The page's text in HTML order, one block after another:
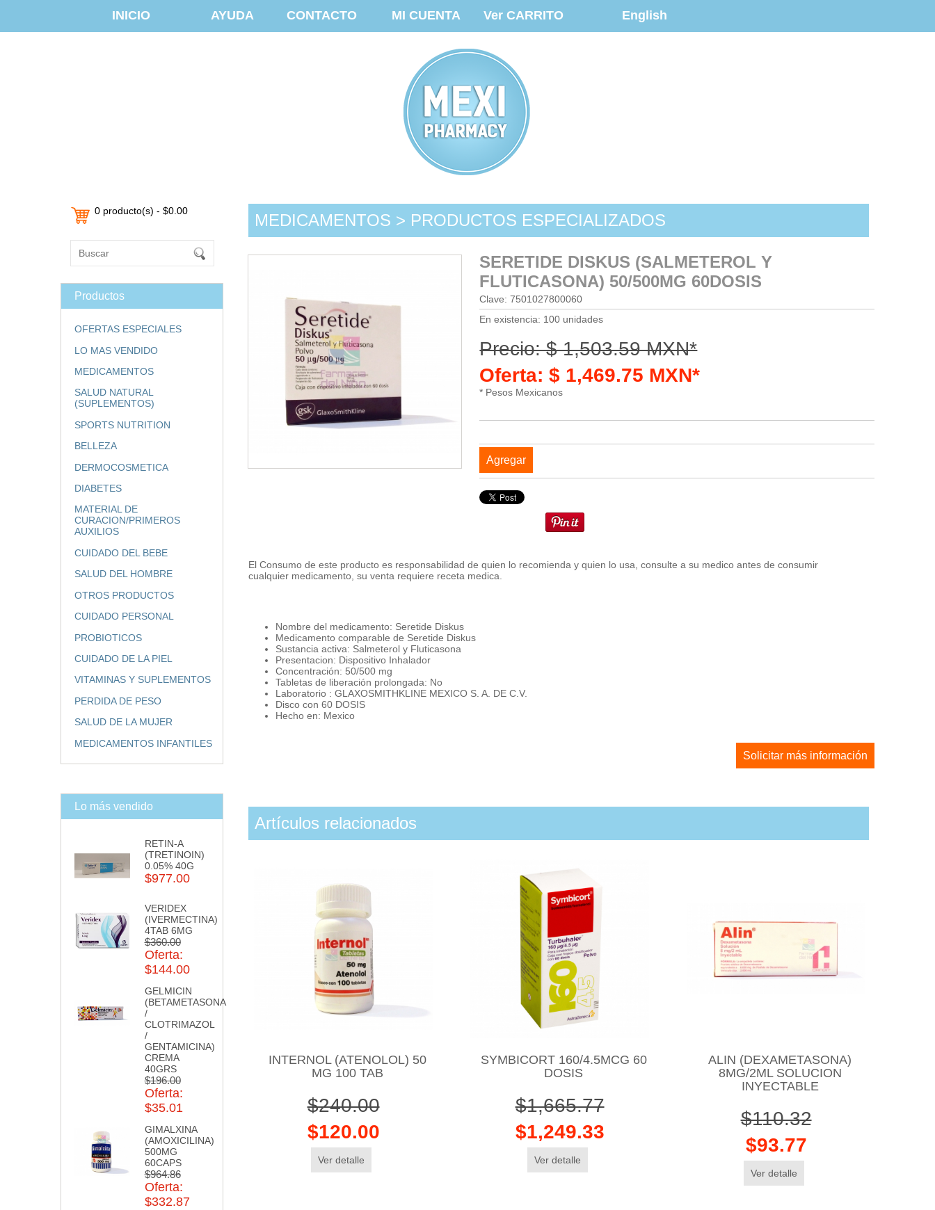
INICIO AYUDA CONTACTO MI CUENTA Ver CARRITO English
0 producto(s) - $0.00
Productos
OFERTAS ESPECIALES
LO MAS VENDIDO
MEDICAMENTOS
SALUD NATURAL
(SUPLEMENTOS)
SPORTS NUTRITION
BELLEZA
DERMOCOSMETICA
DIABETES
MATERIAL DE
CURACION/PRIMEROS
AUXILIOS
CUIDADO DEL BEBE
SALUD DEL HOMBRE
OTROS PRODUCTOS
CUIDADO PERSONAL
PROBIOTICOS
CUIDADO DE LA PIEL
VITAMINAS Y SUPLEMENTOS
PERDIDA DE PESO
SALUD DE LA MUJER
MEDICAMENTOS INFANTILES
Lo más vendido
RETIN-A
(TRETINOIN)
0.05% 40G
$977.00
VERIDEX
(IVERMECTINA)
4TAB 6MG
$360.00
Oferta:
$144.00
GELMICIN
(BETAMETASONA
/
CLOTRIMAZOL
/
GENTAMICINA)
CREMA
40GRS
$196.00
Oferta:
$35.01
GIMALXINA
(AMOXICILINA)
500MG
60CAPS
$964.86
Oferta:
$332.87
MEDICAMENTOS > PRODUCTOS ESPECIALIZADOS
SERETIDE DISKUS (SALMETEROL Y
FLUTICASONA) 50/500MG 60DOSIS
Clave: 7501027800060
En existencia: 100 unidades
Precio: $ 1,503.59 MXN*
Oferta: $ 1,469.75 MXN*
* Pesos Mexicanos
Agregar
El Consumo de este producto es responsabilidad de quien lo recomienda y quien lo usa, consulte a su medico antes de consumir
cualquier medicamento, su venta requiere receta medica.
Nombre del medicamento: Seretide Diskus
Medicamento comparable de Seretide Diskus
Sustancia activa: Salmeterol y Fluticasona
Presentacion: Dispositivo Inhalador
Concentración: 50/500 mg
Tabletas de liberación prolongada: No
Laboratorio : GLAXOSMITHKLINE MEXICO S. A. DE C.V.
Disco con 60 DOSIS
Hecho en: Mexico
Solicitar más información
Artículos relacionados
INTERNOL (ATENOLOL) 50
MG 100 TAB
$240.00
$120.00
Ver detalle
SYMBICORT 160/4.5MCG 60
DOSIS
$1,665.77
$1,249.33
Ver detalle
ALIN (DEXAMETASONA)
8MG/2ML SOLUCION
INYECTABLE
$110.32
$93.77
Ver detalle